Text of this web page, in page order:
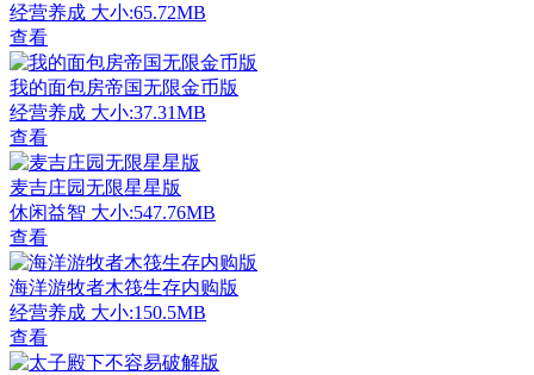
经营养成 大小:65.72MB
查看
我的面包房帝国无限金币版
经营养成 大小:37.31MB
查看
麦吉庄园无限星星版
休闲益智 大小:547.76MB
查看
海洋游牧者木筏生存内购版
经营养成 大小:150.5MB
查看